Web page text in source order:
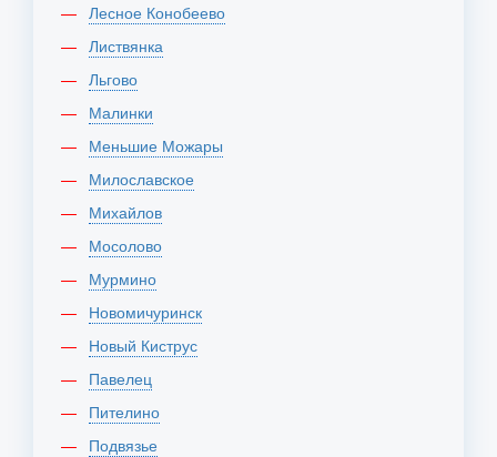
Лесное Конобеево
Листвянка
Льгово
Малинки
Меньшие Можары
Милославское
Михайлов
Мосолово
Мурмино
Новомичуринск
Новый Киструс
Павелец
Пителино
Подвязье